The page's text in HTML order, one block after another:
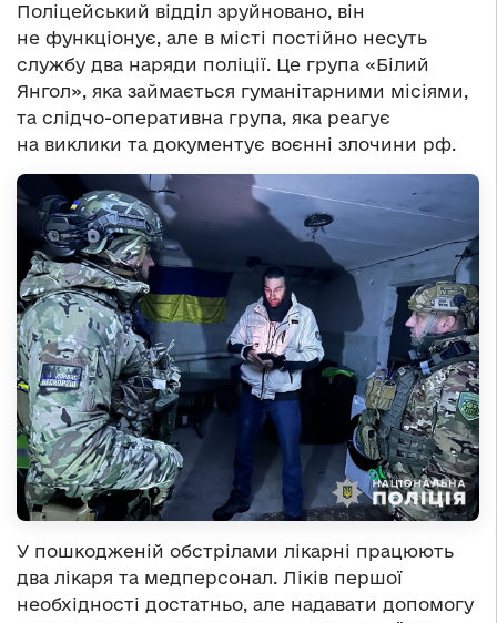
Поліцейський відділ зруйновано, він
не функціонує, але в місті постійно несуть
службу два наряди поліції. Це група «Білий
Янгол», яка займається гуманітарними місіями,
та слідчо-оперативна група, яка реагує
на виклики та документує воєнні злочини рф.
У пошкодженій обстрілами лікарні працюють
два лікаря та медперсонал. Ліків першої
необхідності достатньо, але надавати допомогу